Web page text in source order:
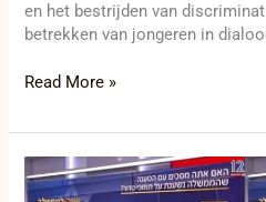
en het bestrijden van
betrekken van jongeren in
Read More »
Valse
informatie